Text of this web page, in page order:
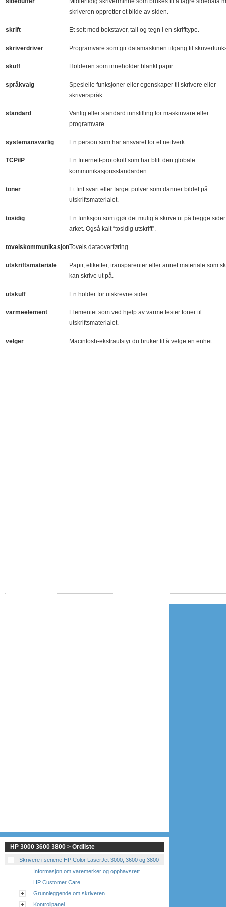
skriveren oppretter et bilde av siden.
skrift Et sett med bokstaver, tall og tegn i en skrifttype.
skriverdriver Programvare som gir datamaskinen tilgang til
skuff Holderen som inneholder blankt papir.
språkvalg
Spesielle funksjoner eller egenskaper til skrivere eller
skriverspråk.
standard
Vanlig eller standard innstilling for maskinvare eller
programvare.
systemansvarlig En person som har ansvaret for et nettverk.
TCP/IP
En Internett-protokoll som har blitt den globale
kommunikasjonsstandarden.
toner
Et fint svart eller farget pulver som danner bildet på
utskriftsmaterialet.
tosidig
En funksjon som gjør det mulig å skrive ut på begge
arket. Også kalt “tosidig utskrift”.
toveiskommunikasjonToveis dataoverføring
utskriftsmateriale
Papir, etiketter, transparenter eller annet materiale som
kan skrive ut på.
utskuff En holder for utskrevne sider.
varmeelement
Elementet som ved hjelp av varme fester toner til
utskriftsmaterialet.
velger Macintosh-ekstrautstyr du bruker til å velge en enhet.
HP 3000 3600 3800 > Ordliste
Skrivere i seriene HP Color LaserJet 3000, 3600 og 3800
Informasjon om varemerker og opphavsrett
HP Customer Care
Grunnleggende om skriveren
Kontrollpanel